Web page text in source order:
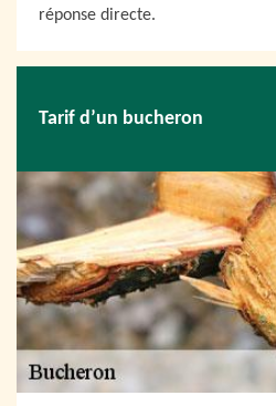
réponse directe.
Tarif d’un bucheron